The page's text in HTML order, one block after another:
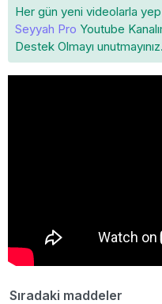
Her gün yeni videolarla
Seyyah Pro Youtube
Destek Olmayı unutmayınız.
Sıradaki maddeler